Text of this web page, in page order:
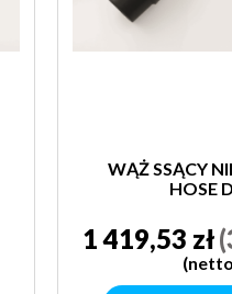
WĄŻ SSĄCY
HOSE
1 419,53 zł